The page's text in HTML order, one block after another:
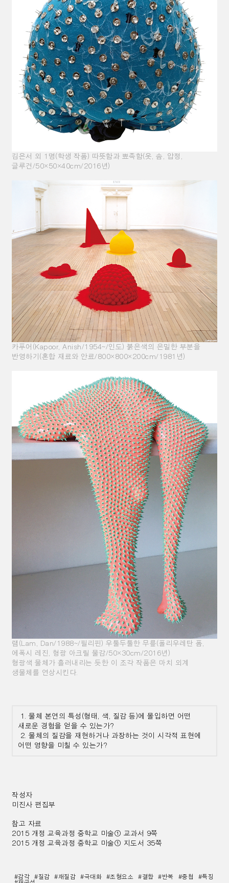
김은서 외 1명(학생 작품) 따뜻함과 뾰족함(옷, 솜, 압정,
글루건/50×50×40cm/2016년)
카푸어(Kapoor, Anish/1954~/인도) 붉은색의 은밀한 부분을
반영하기(혼합 재료와 안료/800×800×200cm/1981년)
램(Lam, Dan/1988~/필리핀) 우툴두툴한 무릎(폴리우레탄 폼,
에폭시 레진, 형광 아크릴 물감/50×30cm/2016년)
형광색 물체가 흘러내리는 듯한 이 조각 작품은 마치 외계
생물체를 연상시킨다.
1. 물체 본연의 특성(형태, 색, 질감 등)에 몰입하면 어떤
새로운 경험을 얻을 수 있는가?
2. 물체의 질감을 재현하거나 과장하는 것이 시각적 표현에
어떤 영향을 미칠 수 있는가?
작성자
미진사 편집부
참고 자료
2015 개정 교육과정 중학교 미술① 교과서 9쪽
2015 개정 교육과정 중학교 미술① 지도서 35쪽
#감각 #질감 #재질감 #극대화 #조형요소 #결합 #반복 #중첩
#특징